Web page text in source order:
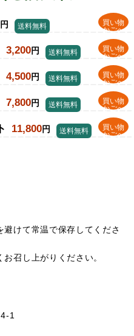
買い物
かごへ
送料無料
3,200円
買い物
かごへ
送料無料
4,500円
買い物
かごへ
送料無料
7,800円
買い物
かごへ
送料無料
11,800円
買い物
かごへ
送料無料
避けて常温で保存してくださ
召し上がりください。
1